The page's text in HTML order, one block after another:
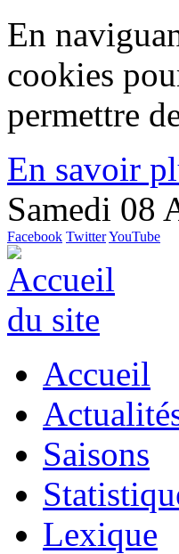
En
cookies
permettre
En savoir
Samedi 08
Facebook TwitterYouTube
Accueil
Saisons
Lexique